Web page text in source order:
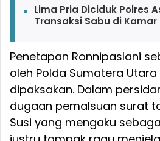
Lima Pria Diciduk Polres
Transaksi Sabu di Kamar
Penetapan Ronnipaslani
oleh Polda Sumatera
dipaksakan. Dalam
dugaan pemalsuan surat
Susi yang mengaku